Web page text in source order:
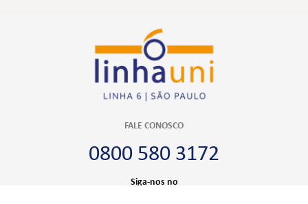
FALE CONOSCO
0800 580 3172
Siga-nos no